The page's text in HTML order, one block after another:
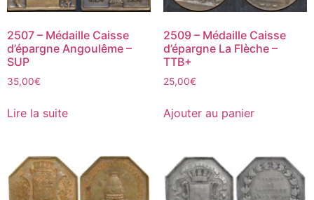
2507 – Médaille Caisse
d’épargne Angoulême –
SUP
35,00€
Lire la suite
2509 – Médaille Caisse
d’épargne La Flèche –
TTB+
25,00€
Ajouter au panier